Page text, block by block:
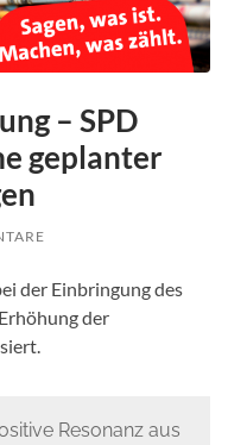
– SPD
geplanter
der Einbringung des
der
Resonanz aus